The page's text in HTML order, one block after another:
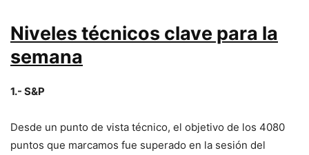
Niveles técnicos clave para la
semana
1.- S&P
Desde un punto de vista técnico, el objetivo de los 4080
puntos que marcamos fue superado en la sesión del